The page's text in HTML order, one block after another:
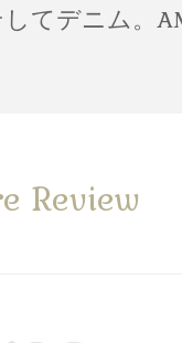
てデニム。
Review